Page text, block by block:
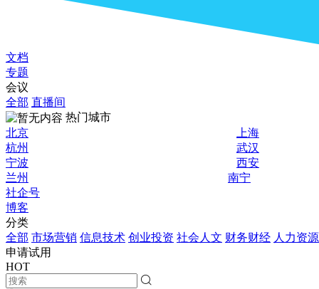
文档
专题
会议
全部 直播间
热门城市
北京
上海
杭州
武汉
宁波
西安
兰州
南宁
社企号
博客
分类
全部 市场营销 信息技术 创业投资 社会人文 财务财经 人力资源
申请试用
HOT